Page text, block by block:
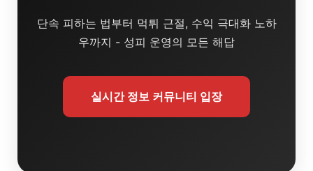
단속 피하는 법부터 먹튀 근절, 수익 극대화 노하
우까지 - 성피 운영의 모든 해답
실시간 정보 커뮤니티 입장